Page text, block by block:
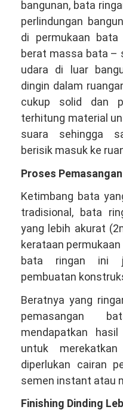
bangunan, bata
perlindungan
di permukaan
berat massa bata –
udara di luar
dingin dalam
cukup solid dan
terhitung material
suara sehingga
berisik masuk ke
Proses
Ketimbang bata
tradisional, bata
yang lebih akurat
kerataan
bata ringan ini
pembuatan
Beratnya yang
pemasangan
mendapatkan
untuk
diperlukan cairan
semen instant atau
Finishing Dinding